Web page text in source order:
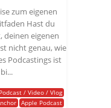
zum eigenen
Hast du
eigenen
nicht genau, wie
Podcastings ist
Podcast / Video / Vlog
Apple Podcast